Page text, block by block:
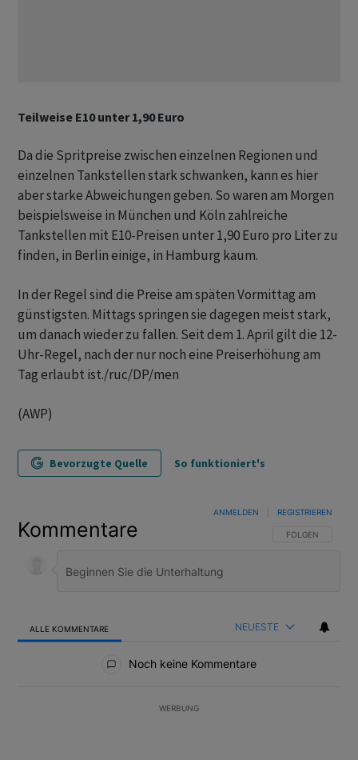
Teilweise E10 unter 1,90 Euro
Da die Spritpreise zwischen einzelnen Regionen und
einzelnen Tankstellen stark schwanken, kann es hier
aber starke Abweichungen geben. So waren am Morgen
beispielsweise in München und Köln zahlreiche
Tankstellen mit E10-Preisen unter 1,90 Euro pro Liter zu
finden, in Berlin einige, in Hamburg kaum.
In der Regel sind die Preise am späten Vormittag am
günstigsten. Mittags springen sie dagegen meist stark,
um danach wieder zu fallen. Seit dem 1. April gilt die 12-
Uhr-Regel, nach der nur noch eine Preiserhöhung am
Tag erlaubt ist./ruc/DP/men
(AWP)
Bevorzugte Quelle So funktioniert's
Kommentare FOLGE DIESER
FOLGEN
ANMELDEN REGISTRIEREN
ALLE KOMMENTARE NEUESTE
Noch keine Kommentare
WERBUNG